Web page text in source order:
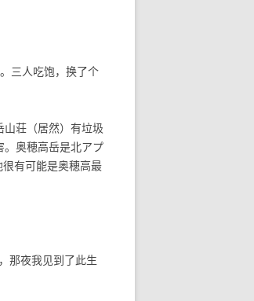
三人吃饱，换了个
荘（居然）有垃圾
。奥穂高岳是北アプ
有可能是奥穂高最
那夜我见到了此生